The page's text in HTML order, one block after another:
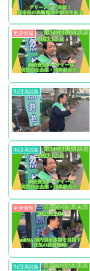
更新情報
街頭演説集
街頭演説集
更新情報
街頭演説集